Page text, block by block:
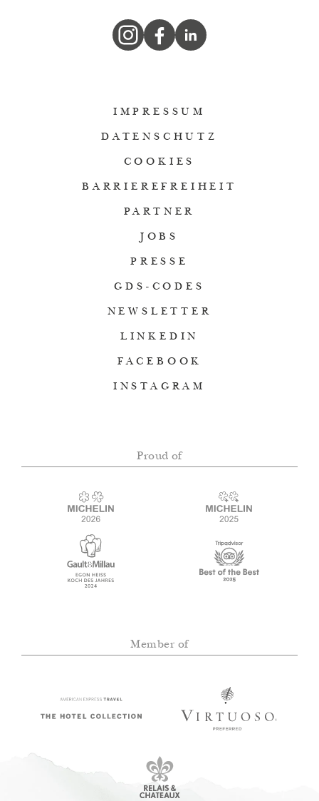
IMPRESSUM
DATENSCHUTZ
COOKIES
BARRIEREFREIHEIT
PARTNER
JOBS
PRESSE
GDS-CODES
NEWSLETTER
LINKEDIN
FACEBOOK
INSTAGRAM
Proud of
Member of